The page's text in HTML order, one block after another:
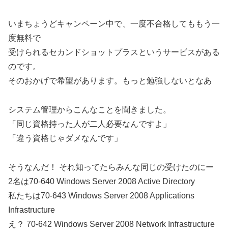
いまちょうどキャンペーン中で、一度不合格してももう一
度無料で
受けられるセカンドショットプラスというサービスがある
のです。
そのおかげで希望があります。もっと勉強しないとなあ
システム管理からこんなことを聞きました。
「同じ資格持った人が二人必要なんですよ」
「違う資格じゃダメなんです」
そうなんだ！ それ知ってたらみんな同じの受けたのにー
2名は70-640 Windows Server 2008 Active Directory
私たちは70-643 Windows Server 2008 Applications
Infrastructure
え？ 70-642 Windows Server 2008 Network Infrastructure